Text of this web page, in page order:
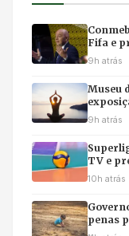
Fifa e
9h atrás
Museu
9h atrás
TV e
10h atrás
penas
na